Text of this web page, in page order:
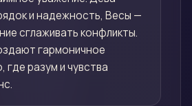
и надежность, Весы —
сглаживать конфликты.
гармоничное
где разум и чувства